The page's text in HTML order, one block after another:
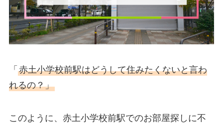
「 赤土小学校前駅はどうして住みたくないと言わ
れるの？」
このように、赤土小学校前駅でのお部屋探しに不